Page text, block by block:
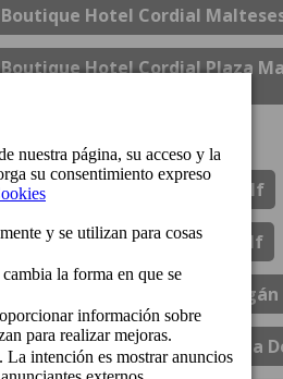
Boutique Hotel Cordial
Boutique Hotel Cordial Plaza
Bungalows Cordial Green Golf
Bungalows Cordial Sandy Golf
Cordial
Cordial Mogán Solaz Costa